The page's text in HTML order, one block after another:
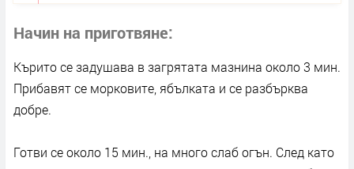
Начин на приготвяне
Кърито се задушава в загрятата мазнина около 3 мин.
Прибавят се морковите, ябълката и се разбърква
добре.
Готви се около 15 мин., на много слаб огън. След като